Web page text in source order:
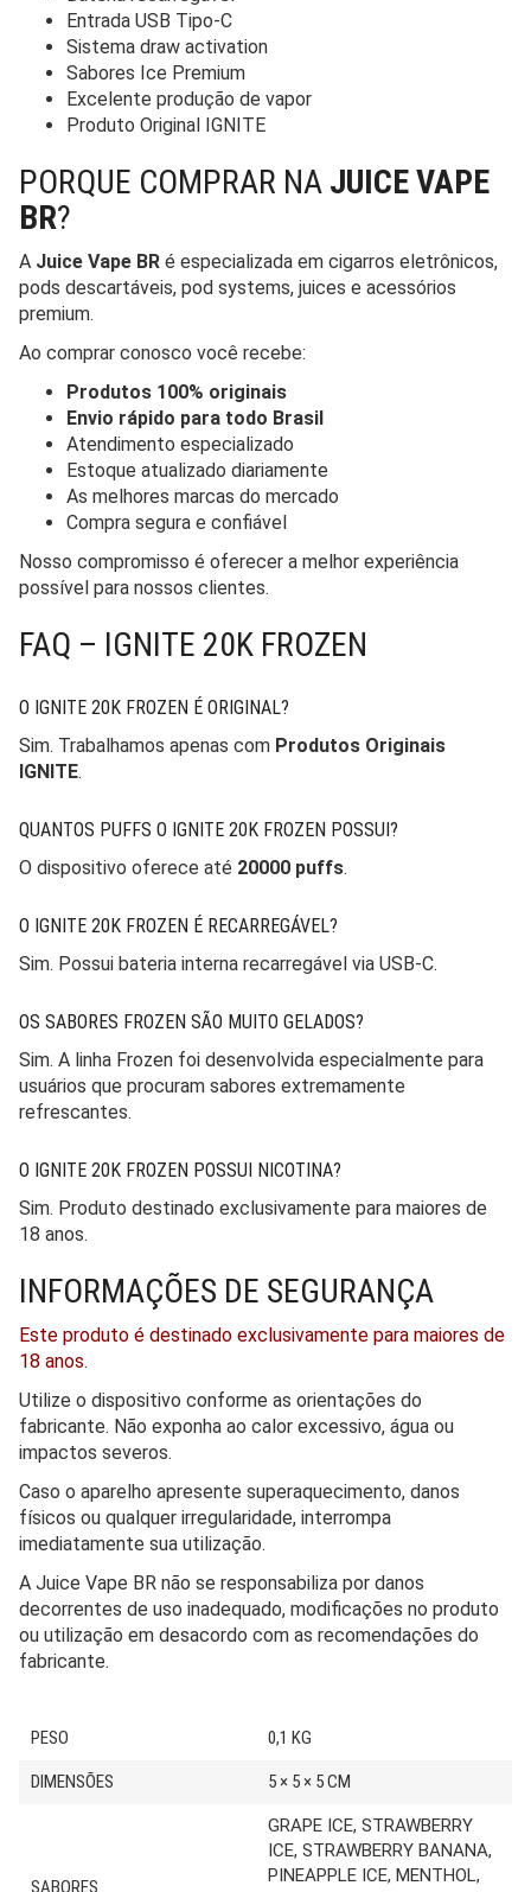
Entrada USB Tipo-C
Sistema draw activation
Sabores Ice Premium
Excelente produção de vapor
Produto Original IGNITE
PORQUE COMPRAR NA JUICE VAPE
BR?
A Juice Vape BR é especializada em cigarros eletrônicos,
pods descartáveis, pod systems, juices e acessórios
premium.
Ao comprar conosco você recebe:
Produtos 100% originais
Envio rápido para todo Brasil
Atendimento especializado
Estoque atualizado diariamente
As melhores marcas do mercado
Compra segura e confiável
Nosso compromisso é oferecer a melhor experiência
possível para nossos clientes.
FAQ – IGNITE 20K FROZEN
O IGNITE 20K FROZEN É ORIGINAL?
Sim. Trabalhamos apenas com Produtos Originais
IGNITE.
QUANTOS PUFFS O IGNITE 20K FROZEN POSSUI?
O dispositivo oferece até 20000 puffs.
O IGNITE 20K FROZEN É RECARREGÁVEL?
Sim. Possui bateria interna recarregável via USB-C.
OS SABORES FROZEN SÃO MUITO GELADOS?
Sim. A linha Frozen foi desenvolvida especialmente para
usuários que procuram sabores extremamente
refrescantes.
O IGNITE 20K FROZEN POSSUI NICOTINA?
Sim. Produto destinado exclusivamente para maiores de
18 anos.
INFORMAÇÕES DE SEGURANÇA
Este produto é destinado exclusivamente para maiores de
18 anos.
Utilize o dispositivo conforme as orientações do
fabricante. Não exponha ao calor excessivo, água ou
impactos severos.
Caso o aparelho apresente superaquecimento, danos
físicos ou qualquer irregularidade, interrompa
imediatamente sua utilização.
A Juice Vape BR não se responsabiliza por danos
decorrentes de uso inadequado, modificações no produto
ou utilização em desacordo com as recomendações do
fabricante.
PESO 0,1 KG
DIMENSÕES 5 × 5 × 5 CM
GRAPE ICE, STRAWBERRY
ICE, STRAWBERRY BANANA,
PINEAPPLE ICE, MENTHOL,